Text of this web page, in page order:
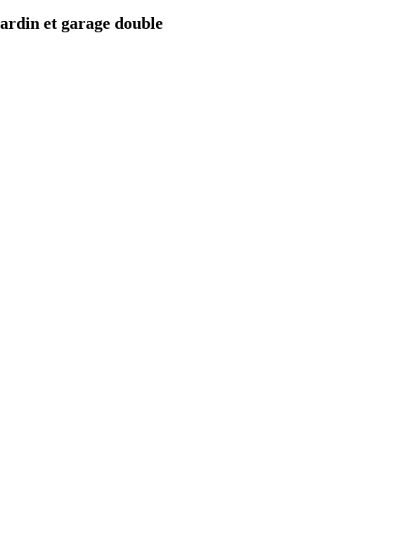
et garage double